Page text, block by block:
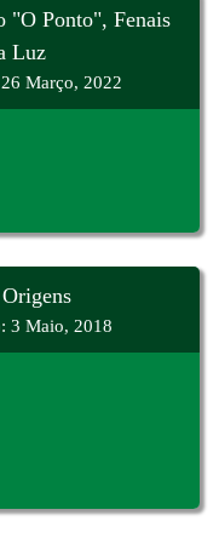
"O Ponto", Fenais
Luz
Março, 2022
3 Maio, 2018